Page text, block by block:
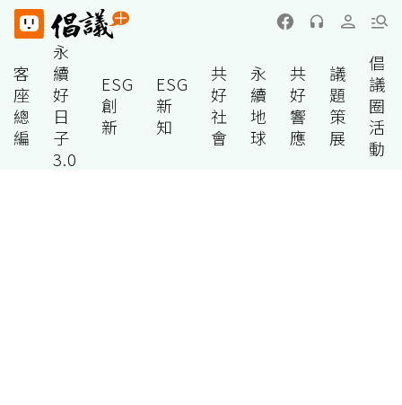
客
座
總
編
永
續
好
日
子
3.0
ESG
創
新
ESG
新
知
共
好
社
會
永
續
地
球
共
好
響
應
議
題
策
展
倡
議
圈
活
動